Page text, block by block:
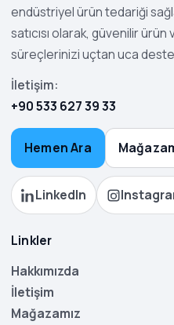
endüstriyel ürün tedariği
satıcısı olarak, güvenilir
süreçlerinizi uçtan uca
İletişim:
+90 533 627 39 33
Hemen Ara
LinkedIn
Linkler
Hakkımızda
İletişim
Mağazamız